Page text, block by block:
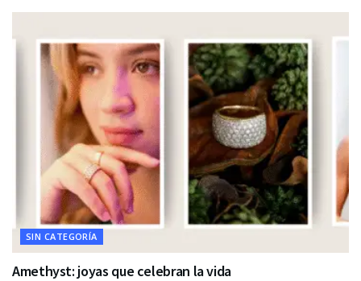
SIN CATEGORÍA
Amethyst: joyas que celebran la vida